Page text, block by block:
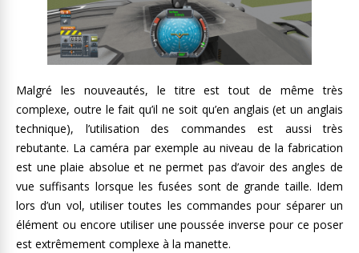
Malgré les nouveautés, le titre est tout de même très
complexe, outre le fait qu’il ne soit qu’en anglais (et un anglais
technique), l’utilisation des commandes est aussi très
rebutante. La caméra par exemple au niveau de la fabrication
est une plaie absolue et ne permet pas d’avoir des angles de
vue suffisants lorsque les fusées sont de grande taille. Idem
lors d’un vol, utiliser toutes les commandes pour séparer un
élément ou encore utiliser une poussée inverse pour ce poser
est extrêmement complexe à la manette.